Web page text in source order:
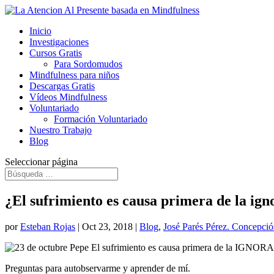
Inicio
Investigaciones
Cursos Gratis
Para Sordomudos
Mindfulness para niños
Descargas Gratis
Vídeos Mindfulness
Voluntariado
Formación Voluntariado
Nuestro Trabajo
Blog
Seleccionar página
¿El sufrimiento es causa primera de la
porEsteban Rojas | Oct 23, 2018 | Blog, José Parés Pérez.
Preguntas para autobservarme y aprender de mí.